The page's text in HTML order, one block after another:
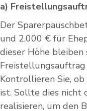
a)
Der
und 2.000 € für
dieser Höhe
Kontrollieren Sie,
ist. Sollte dies nicht
realisieren, um den